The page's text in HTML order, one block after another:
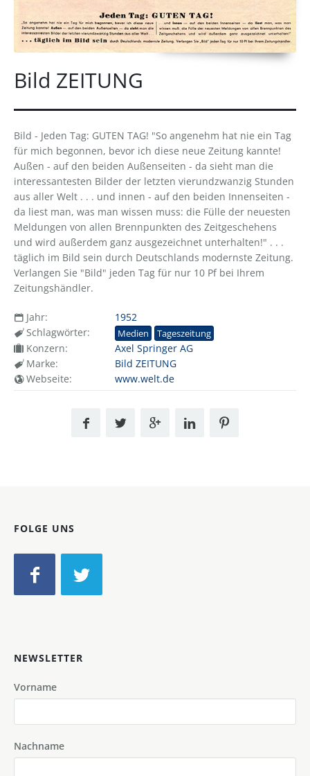
Bild ZEITUNG
Bild - Jeden Tag: GUTEN TAG! "So angenehm hat nie ein Tag
für mich begonnen, bevor ich diese neue Zeitung kannte!
Außen - auf den beiden Außenseiten - da sieht man die
interessantesten Bilder der letzten vierundzwanzig Stunden
aus aller Welt . . . und innen - auf den beiden Innenseiten -
da liest man, was man wissen muss: die Fülle der neuesten
Meldungen von allen Brennpunkten des Zeitgeschehens
und wird außerdem ganz ausgezeichnet unterhalten!" . . .
täglich im Bild sein durch Deutschlands modernste Zeitung.
Verlangen Sie "Bild" jeden Tag für nur 10 Pf bei Ihrem
Zeitungshändler.
Jahr:
1952
Schlagwörter:
Medien Tageszeitung
Konzern:
Axel Springer AG
Marke:
Bild ZEITUNG
Webseite:
www.welt.de
FOLGE UNS
NEWSLETTER
Vorname
Nachname